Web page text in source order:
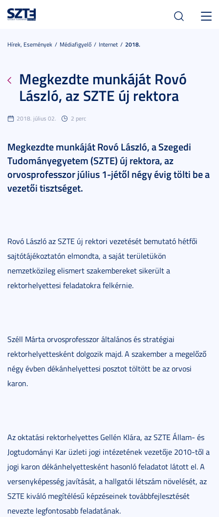
Hírek, Események Médiafigyelő Internet 2018.
Megkezdte munkáját Rovó
László, az SZTE új rektora
2018. július 02. 2 perc
Megkezdte munkáját Rovó László, a Szegedi
Tudományegyetem (SZTE) új rektora, az
orvosprofesszor július 1-jétől négy évig tölti be a
vezetői tisztséget.
Rovó László az SZTE új rektori vezetését bemutató hétfői
sajtótájékoztatón elmondta, a saját területükön
nemzetközileg elismert szakembereket sikerült a
rektorhelyettesi feladatokra felkérnie.
Széll Márta orvosprofesszor általános és stratégiai
rektorhelyettesként dolgozik majd. A szakember a megelőző
négy évben dékánhelyettesi posztot töltött be az orvosi
karon.
Az oktatási rektorhelyettes Gellén Klára, az SZTE Állam- és
Jogtudományi Kar üzleti jogi intézetének vezetője 2010-től a
jogi karon dékánhelyettesként hasonló feladatot látott el. A
versenyképesség javítását, a hallgatói létszám növelését, az
SZTE kiváló megítélésű képzéseinek továbbfejlesztését
nevezte legfontosabb feladatának.